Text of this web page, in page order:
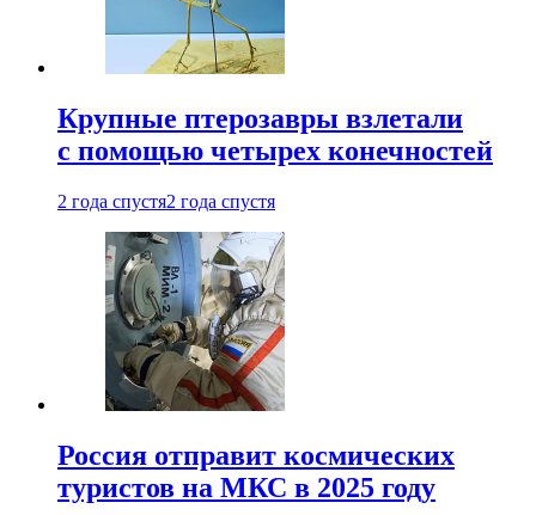
Крупные птерозавры взлетали
с помощью четырех конечностей
2 года спустя2 года спустя
Россия отправит космических
туристов на МКС в 2025 году